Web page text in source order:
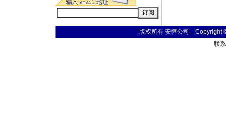
版权所有 安恒公司 Copyright
联